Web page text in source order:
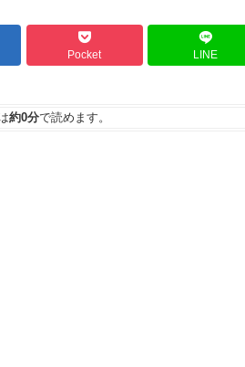
Pocket LINE
約0分で読めます。